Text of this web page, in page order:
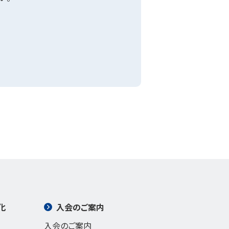
入会のご案内
入会のご案内